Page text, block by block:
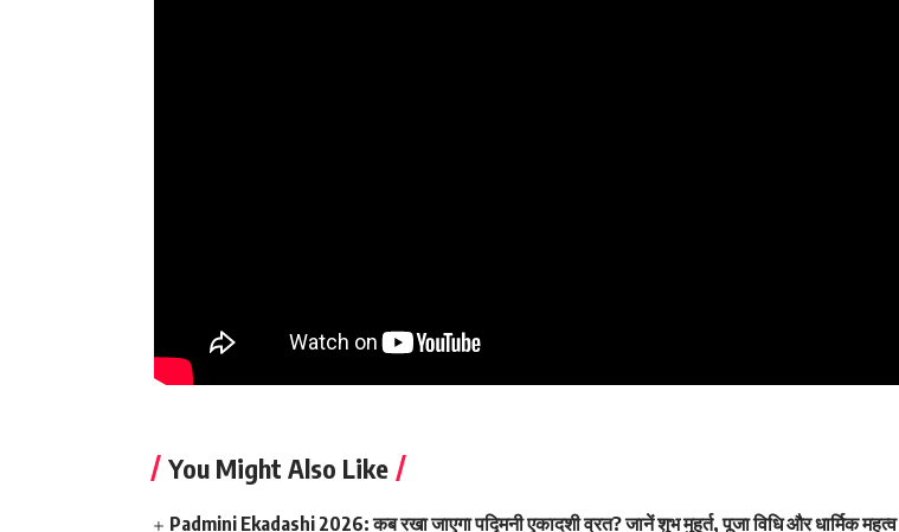
You Might Also Like
Padmini Ekadashi 2026: कब रखा जाएगा पद्मिनी एकादशी व्रत? जानें शुभ मुहूर्त, पूजा विधि और धार्मिक महत्व